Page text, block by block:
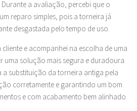
a avaliação, percebi que o
reparo simples, pois a torneira já
desgastada pelo tempo de uso.
e acompanhei na escolha de uma
solução mais segura e duradoura.
a substituição da torneira antiga pela
corretamente e garantindo um bom
e com acabamento bem alinhado.